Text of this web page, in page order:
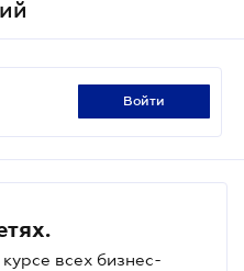
войти
всех бизнес-